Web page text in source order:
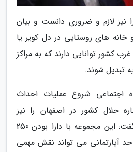
نیز لازم و ضروری دانست و بیان
خانه های روستایی در دل کویر یا
کشور توانایی دارند که به مراکز
تبدیل شوند.
اجتماعی شروع عملیات احداث
حلال کشور در اصفهان را نیز
مطلوب ارزیابی کرد و گفت: این مجموعه با دارا بودن 250
600 تخت و 50 واحد آپارتمانی می تواند نقش مهمی